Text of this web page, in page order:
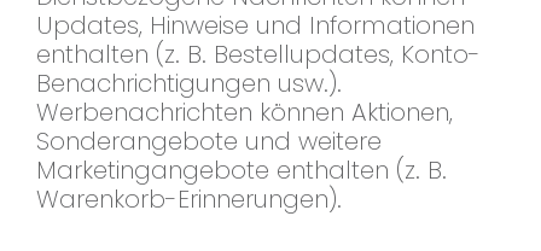
Updates, Hinweise und Informationen
enthalten (z. B. Bestellupdates, Konto-
Benachrichtigungen usw.).
Werbenachrichten können Aktionen,
Sonderangebote und weitere
Marketingangebote enthalten (z. B.
Warenkorb-Erinnerungen).